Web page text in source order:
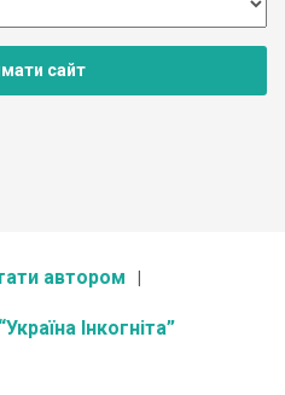
сайт
автором
Інкогніта”